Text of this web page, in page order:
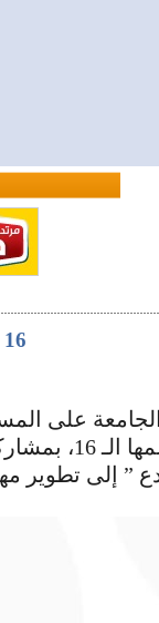
16 فريقاً من الجامعات السورية في مسابقة البرمجة العربية
ُتمثل الفرق
إلى تطوير